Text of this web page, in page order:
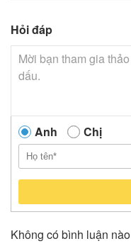
Hỏi đáp
Anh Chị
Không có bình luận nào